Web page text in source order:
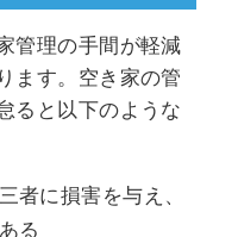
管理の手間が軽減
ます。空き家の管
ると以下のような
者に損害を与え、
る